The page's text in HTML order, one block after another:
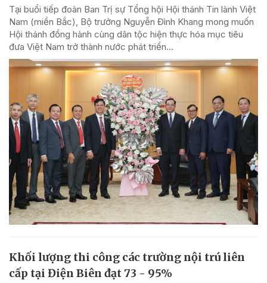
Tại buổi tiếp đoàn Ban Trị sự Tổng hội Hội thánh Tin lành Việt
Nam (miền Bắc), Bộ trưởng Nguyễn Đình Khang mong muốn
Hội thánh đồng hành cùng dân tộc hiện thực hóa mục tiêu
đưa Việt Nam trở thành nước phát triển...
Khối lượng thi công các trường nội trú liên
cấp tại Điện Biên đạt 73 - 95%